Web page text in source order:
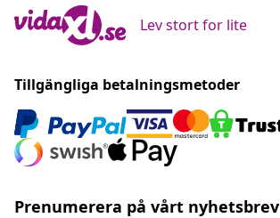
Lev stort for lite
Tillgängliga betalningsmetoder
Prenumerera på vårt nyhetsbrev